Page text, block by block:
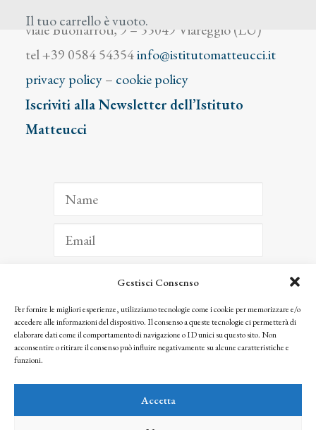
Gestisci Consenso
Per fornire le migliori esperienze, utilizziamo tecnologie come i cookie per memorizzare e/o
accedere alle informazioni del dispositivo. Il consenso a queste tecnologie ci permetterà di
elaborare dati come il comportamento di navigazione o ID unici su questo sito. Non
acconsentire o ritirare il consenso può influire negativamente su alcune caratteristiche e
funzioni.
Accetta
Il tuo carrello è vuoto.
viale Buonarroti, 9 – 55049 Viareggio (LU)
tel +39 0584 54354info@istitutomatteucci.it
privacy policy– cookie policy
Iscriviti alla Newsletter dell’Istituto
Matteucci
ISCRIVITI
Facendo clic per iscriverti, riconosci che le tue informazioni saranno trattate
seguendo la nostra Privacy Policy
© 2025 Istituto Matteucci. All right reserved
l’autorizzazione scritta dei proprietari dei diritti e dell’Istituto Matteucci